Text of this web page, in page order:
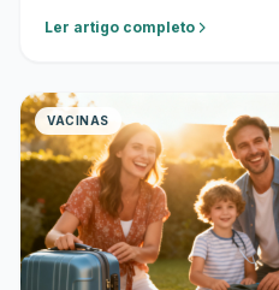
Ler artigo completo
VACINAS